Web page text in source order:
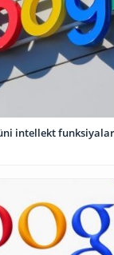
intellekt